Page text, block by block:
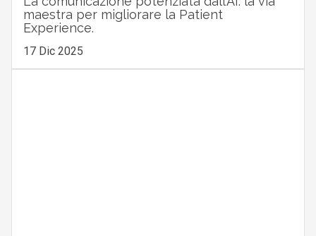
maestra per migliorare la Patient
Experience.
17 Dic 2025